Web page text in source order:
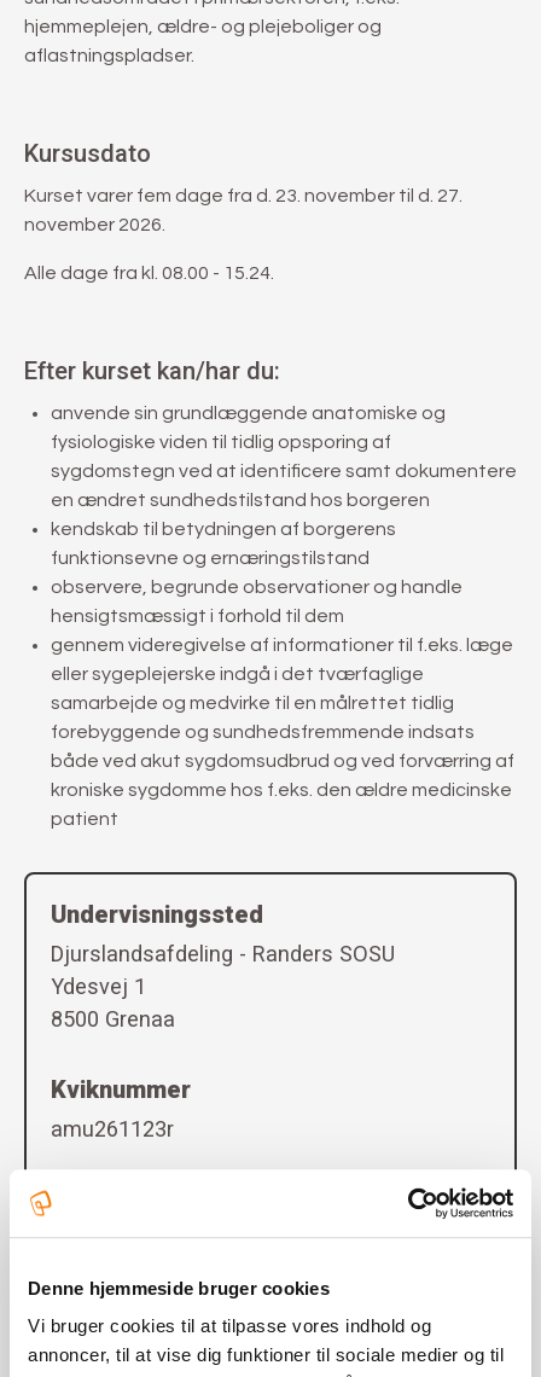
Denne hjemmeside bruger cookies
Vi bruger cookies til at tilpasse vores indhold og
annoncer, til at vise dig funktioner til sociale medier og til
hjemmeplejen, ældre- og plejeboliger og
aflastningspladser.
Kursusdato
Kurset varer fem dage fra d. 23. november til d. 27.
november 2026.
Alle dage fra kl. 08.00 - 15.24.
Efter kurset kan/har du:
anvende sin grundlæggende anatomiske og
fysiologiske viden til tidlig opsporing af
sygdomstegn ved at identificere samt dokumentere
en ændret sundhedstilstand hos borgeren
kendskab til betydningen af borgerens
funktionsevne og ernæringstilstand
observere, begrunde observationer og handle
hensigtsmæssigt i forhold til dem
gennem videregivelse af informationer til f.eks. læge
eller sygeplejerske indgå i det tværfaglige
samarbejde og medvirke til en målrettet tidlig
forebyggende og sundhedsfremmende indsats
både ved akut sygdomsudbrud og ved forværring af
kroniske sygdomme hos f.eks. den ældre medicinske
patient
Undervisningssted
Djurslandsafdeling - Randers SOSU
Ydesvej 1
8500 Grenaa
Kviknummer
amu261123r
Startdato
23-11-2026
27-11-2026